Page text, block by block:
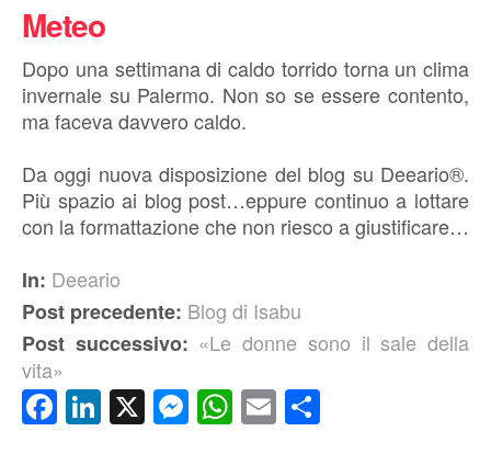
Meteo
Dopo una settimana di caldo torrido torna un clima
invernale su Palermo. Non so se essere contento,
ma faceva davvero caldo.
Da oggi nuova disposizione del blog su Deeario®.
Più spazio ai blog post…eppure continuo a lottare
con la formattazione che non riesco a giustificare…
In: Deeario
Post precedente: Blog di Isabu
Post successivo: «Le donne sono il sale della
vita»
Facebook
LinkedIn
X Messenger
WhatsApp
Email